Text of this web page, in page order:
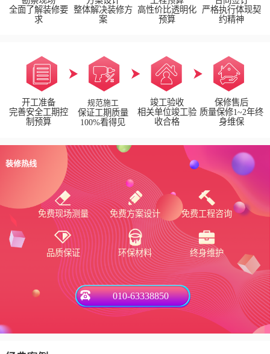
全面了解装修要
求
整体解决装修方
案
高性价比透明化
预算
严格执行体现契
约精神
开工准备
完善安全工期控
制预算
规范施工
保证工期质量
100%看得见
竣工验收
相关单位竣工验
收合格
保修售后
质量保修1~2年终
身维保
装修热线
免费现场测量 免费方案设计 免费工程咨询
品质保证 环保材料 终身维护
010-63338850